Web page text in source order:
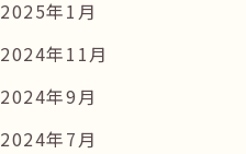
2025年1月
2024年11月
2024年9月
2024年7月